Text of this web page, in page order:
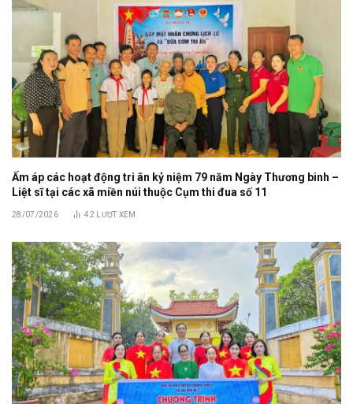
Ấm áp các hoạt động tri ân kỷ niệm 79 năm Ngày Thương binh –
Liệt sĩ tại các xã miền núi thuộc Cụm thi đua số 11
28/07/2026 42 LƯỢT XEM